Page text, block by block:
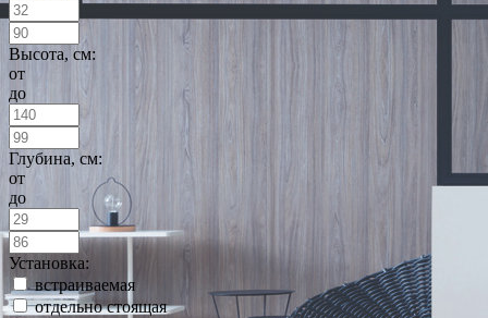
Высота, см:
от
до
Глубина, см:
от
до
Установка:
встраиваемая
отдельно стоящая